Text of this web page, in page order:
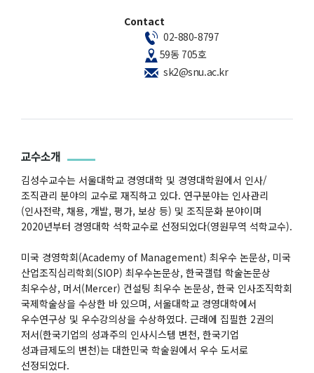
Contact
02-880-8797
59동 705호
sk2@snu.ac.kr
교수소개
김성수교수는 서울대학교 경영대학 및 경영대학원에서 인사/
조직관리 분야의 교수로 재직하고 있다. 연구분야는 인사관리
(인사전략, 채용, 개발, 평가, 보상 등) 및 조직문화 분야이며
2020년부터 경영대학 석학교수로 선정되었다(영원무역 석학교수).
미국 경영학회(Academy of Management) 최우수 논문상, 미국
산업조직심리학회(SIOP) 최우수논문상, 한국갤럽 학술논문상
최우수상, 머서(Mercer) 컨설팅 최우수 논문상, 한국 인사조직학회
국제학술상을 수상한 바 있으며, 서울대학교 경영대학에서
우수연구상 및 우수강의상을 수상하였다. 근래에 집필한 2권의
저서(한국기업의 성과주의 인사시스템 변천, 한국기업
성과급제도의 변천)는 대한민국 학술원에서 우수 도서로
선정되었다.